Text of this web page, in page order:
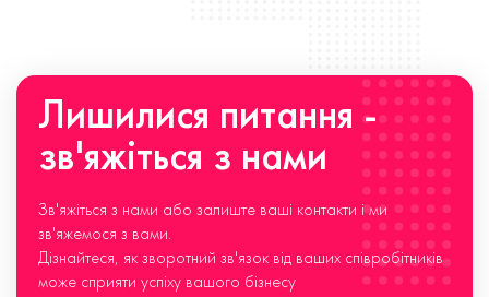
Лишилися питання -
зв'яжіться з нами
Зв'яжіться з нами або залиште ваші контакти і ми
зв'яжемося з вами.
Дізнайтеся, як зворотний зв'язок від ваших співробітників
може сприяти успіху вашого бізнесу